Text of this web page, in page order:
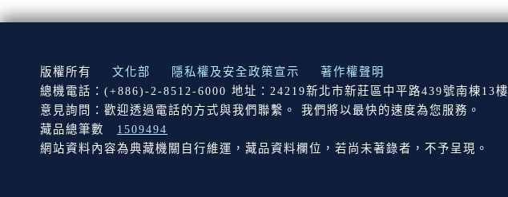
:::
版權所有 文化部 隱私權及安全政策宣示
著作權聲明
總機電話：(+886)-2-8512-6000 地址：24219新北市新莊區中平路439號南棟13樓
意見詢問：歡迎透過電話的方式與我們聯繫。 我們將以最快的速度為您服務。
藏品總筆數
1509494
網站資料內容為典藏機關自行維運，藏品資料欄位，若尚未著錄者，不予呈現。